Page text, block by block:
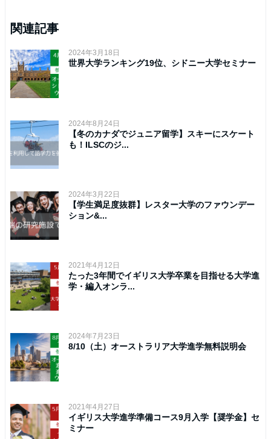
関連記事
2024年3月18日
世界大学ランキング19位、シドニー大学セミナー
2024年8月24日
【冬のカナダでジュニア留学】スキーにスケート
も！ILSCのジ...
2024年3月22日
【学生満足度抜群】レスター大学のファウンデー
ション&...
2021年4月12日
たった3年間でイギリス大学卒業を目指せる大学進
学・編入オンラ...
2024年7月23日
8/10（土）オーストラリア大学進学無料説明会
2021年4月27日
イギリス大学進学準備コース9月入学【奨学金】セ
ミナー